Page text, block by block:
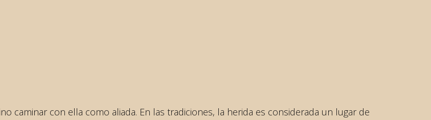
caminar con ella como aliada. En las tradiciones, la herida es considerada un lugar de